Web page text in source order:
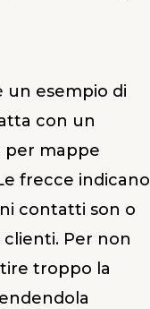
un esempio di
con un
per mappe
frecce indicano
contatti son o
Per non
troppo la